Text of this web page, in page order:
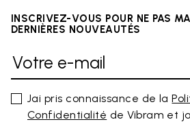
INSCRIVEZ-VOUS POUR NE PAS
DERNIÈRES NOUVEAUTÉS
Jai pris connaissance de la
Confidentialité de Vibram et